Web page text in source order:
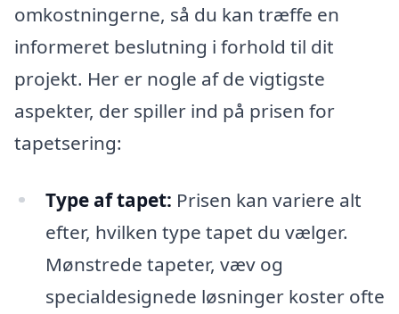
omkostningerne, så du kan træffe en
informeret beslutning i forhold til dit
projekt. Her er nogle af de vigtigste
aspekter, der spiller ind på prisen for
tapetsering:
Type af tapet: Prisen kan variere alt
efter, hvilken type tapet du vælger.
Mønstrede tapeter, væv og
specialdesignede løsninger koster ofte